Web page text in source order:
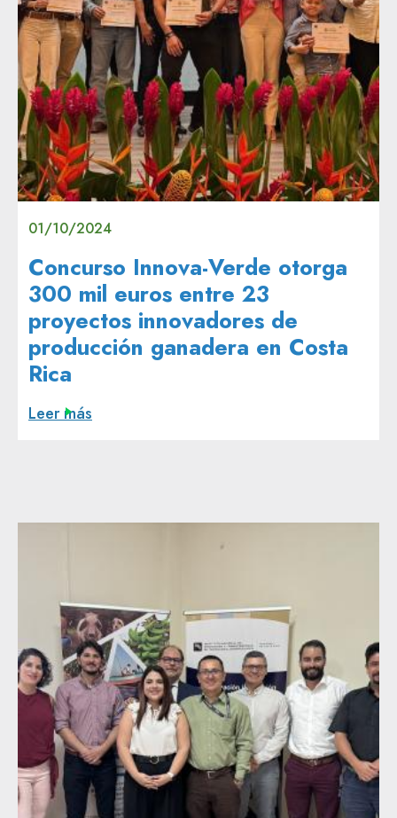
01/10/2024
Concurso Innova-Verde otorga
300 mil euros entre 23
proyectos innovadores de
producción ganadera en Costa
Rica
Leer más